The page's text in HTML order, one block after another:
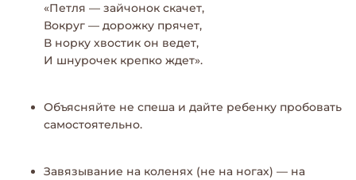
«Петля — зайчонок скачет,
Вокруг — дорожку прячет,
В норку хвостик он ведет,
И шнурочек крепко ждет».
Объясняйте не спеша и дайте ребенку пробовать
самостоятельно.
Завязывание на коленях (не на ногах) — на